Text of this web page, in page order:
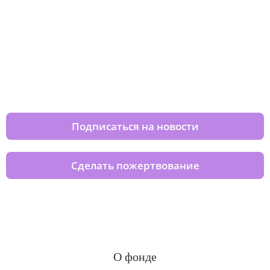
Подписаться на новости
Сделать пожертвование
О фонде